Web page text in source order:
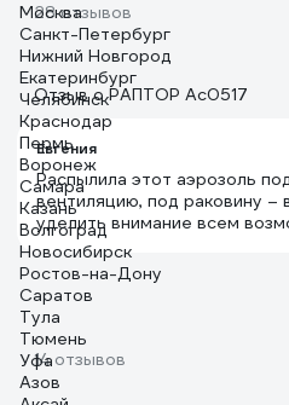
28 отзывов
Отзыв о РАПТОР Ac0517
Евгения
Распылила этот аэрозоль
вентиляцию, под раковину –
уделить внимание всем
обитания тараканов.
через пару часов я начала
тараканов. Они валялись на
их не стало совсем! Ни
14 отзывов
Москва
Санкт-Петербург
Нижний Новгород
Екатеринбург
Челябинск
Краснодар
Пермь
Воронеж
Самара
Казань
Волгоград
Новосибирск
Ростов-на-Дону
Саратов
Тула
Тюмень
Уфа
Азов